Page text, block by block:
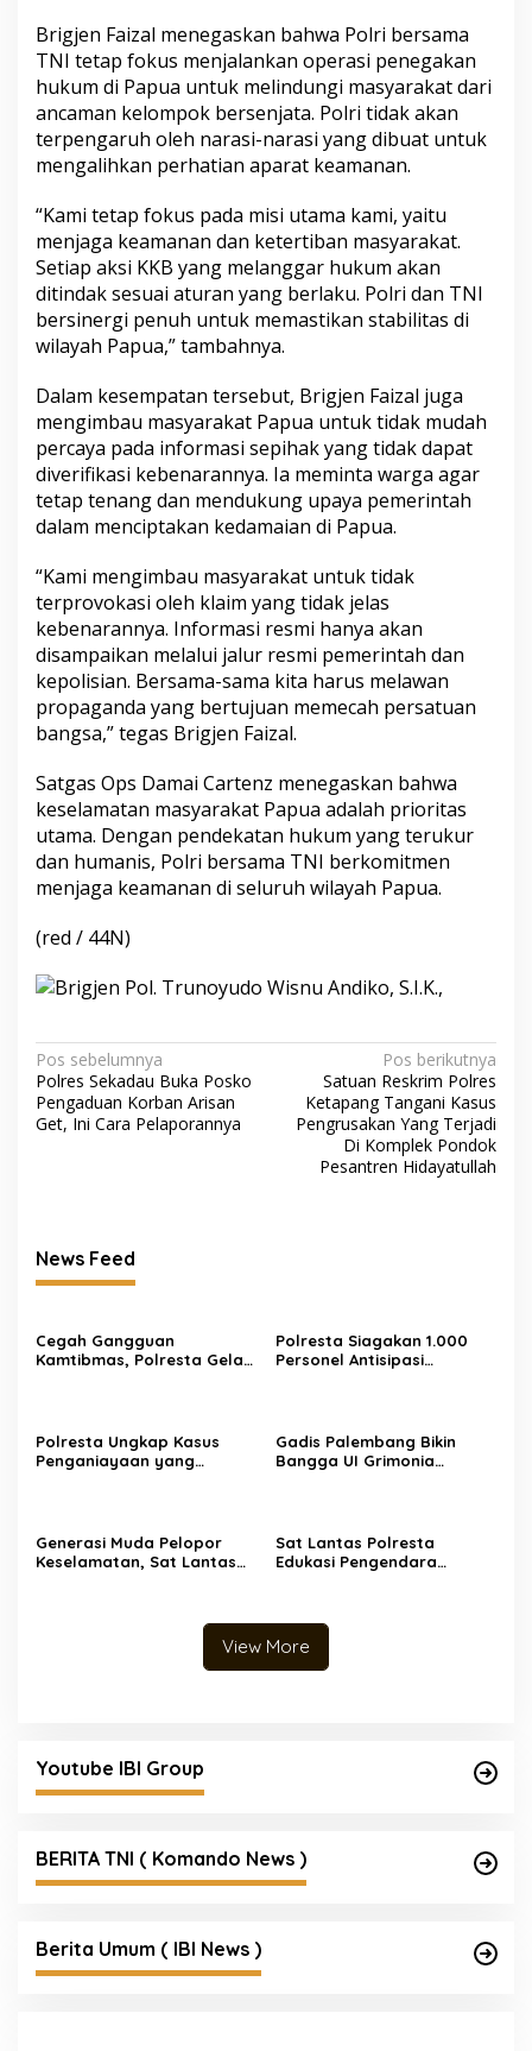
Brigjen Faizal menegaskan bahwa Polri bersama
TNI tetap fokus menjalankan operasi penegakan
hukum di Papua untuk melindungi masyarakat dari
ancaman kelompok bersenjata. Polri tidak akan
terpengaruh oleh narasi-narasi yang dibuat untuk
mengalihkan perhatian aparat keamanan.
“Kami tetap fokus pada misi utama kami, yaitu
menjaga keamanan dan ketertiban masyarakat.
Setiap aksi KKB yang melanggar hukum akan
ditindak sesuai aturan yang berlaku. Polri dan TNI
bersinergi penuh untuk memastikan stabilitas di
wilayah Papua,” tambahnya.
Dalam kesempatan tersebut, Brigjen Faizal juga
mengimbau masyarakat Papua untuk tidak mudah
percaya pada informasi sepihak yang tidak dapat
diverifikasi kebenarannya. Ia meminta warga agar
tetap tenang dan mendukung upaya pemerintah
dalam menciptakan kedamaian di Papua.
“Kami mengimbau masyarakat untuk tidak
terprovokasi oleh klaim yang tidak jelas
kebenarannya. Informasi resmi hanya akan
disampaikan melalui jalur resmi pemerintah dan
kepolisian. Bersama-sama kita harus melawan
propaganda yang bertujuan memecah persatuan
bangsa,” tegas Brigjen Faizal.
Satgas Ops Damai Cartenz menegaskan bahwa
keselamatan masyarakat Papua adalah prioritas
utama. Dengan pendekatan hukum yang terukur
dan humanis, Polri bersama TNI berkomitmen
menjaga keamanan di seluruh wilayah Papua.
(red / 44N)
Navigasi
pos
Pos sebelumnya
Polres Sekadau Buka Posko
Pengaduan Korban Arisan
Get, Ini Cara Pelaporannya
Pos berikutnya
Satuan Reskrim Polres
Ketapang Tangani Kasus
Pengrusakan Yang Terjadi
Di Komplek Pondok
Pesantren Hidayatullah
News Feed
Cegah Gangguan
Kamtibmas, Polresta Gelar
Polresta Siagakan 1.000
Personel Antisipasi
dengan Aman dan Kondusif
Polresta Ungkap Kasus
Penganiayaan yang
Diamankan
Gadis Palembang Bikin
Bangga UI Grimonia
Puluhan Juta
Generasi Muda Pelopor
Keselamatan, Sat Lantas
Sat Lantas Polresta
Edukasi Pengendara
View More
Youtube IBI Group
BERITA TNI ( Komando News )
Berita Umum ( IBI News )